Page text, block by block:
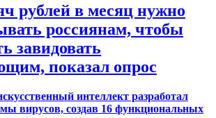
рублей в месяц нужно
россиянам, чтобы
завидовать
показал опрос